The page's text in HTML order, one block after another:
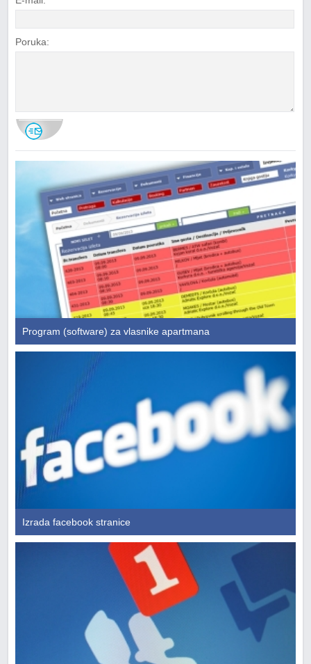
Poruka:
Program (software) za vlasnike apartmana
Izrada facebook stranice